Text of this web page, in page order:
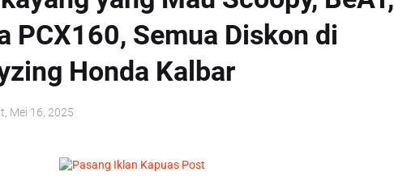
PCX160, Semua Diskon di
Honda Kalbar
Mei 16, 2025